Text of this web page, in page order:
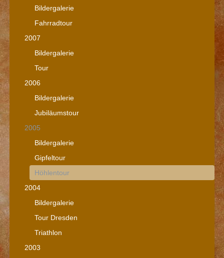
Bildergalerie
Fahrradtour
2007
Bildergalerie
Tour
2006
Bildergalerie
Jubiläumstour
2005
Bildergalerie
Gipfeltour
Höhlentour
2004
Bildergalerie
Tour Dresden
Triathlon
2003